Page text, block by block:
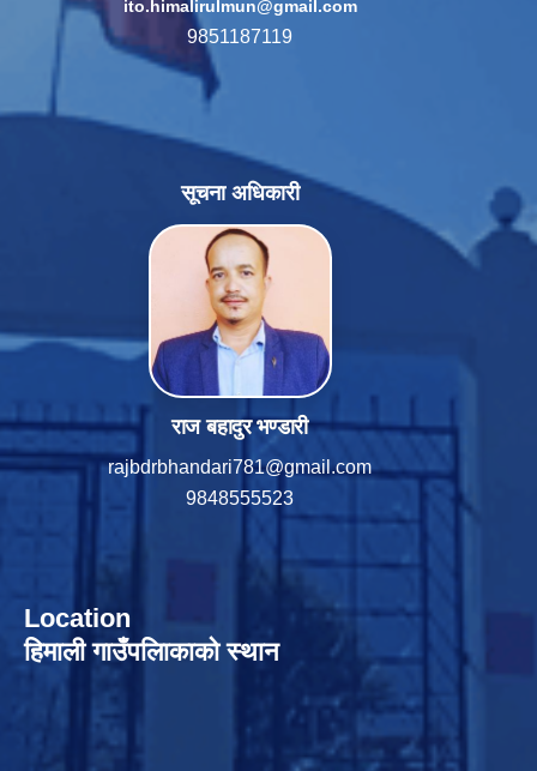
ito.himalirulmun@gmail.com
9851187119
सूचना अधिकारी
राज बहादुर भण्डारी
rajbdrbhandari781@gmail.com
9848555523
Location
हिमाली गाउँपलािकाको स्थान